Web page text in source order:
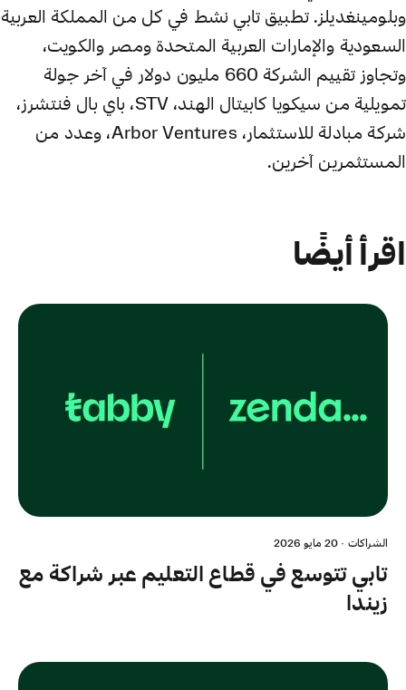
وبلومينغديلز. تطبيق تابي نشط في كل من المملكة العربية
السعودية والإمارات العربية المتحدة ومصر والكويت،
وتجاوز تقييم الشركة 660 مليون دولار في آخر جولة
تمويلية من سيكويا كابيتال الهند، STV، باي بال فنتشرز،
شركة مبادلة للاستثمار، Arbor Ventures، وعدد من
المستثمرين آخرين.
اقرأ أيضًا
الشراكات · 20 مايو 2026
تابي تتوسع في قطاع التعليم عبر شراكة مع
زيندا